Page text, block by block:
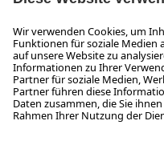
Infos zum
Aktuelle